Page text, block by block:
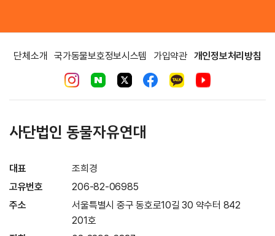
단체소개 국가동물보호정보시스템 가입약관 개인정보처리방침
사단법인 동물자유연대
대표
조희경
고유번호
206-82-06985
주소
서울특별시 중구 동호로10길 30 약수터 842
201호